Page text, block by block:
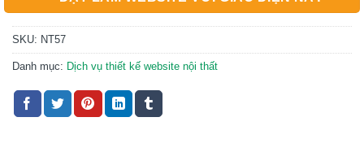
SKU: NT57
Danh mục: Dịch vụ thiết kế website nội thất